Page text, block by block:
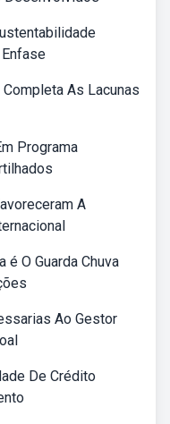
As Lacunas
Programa
A
é O Guarda Chuva
Ao Gestor
De Crédito